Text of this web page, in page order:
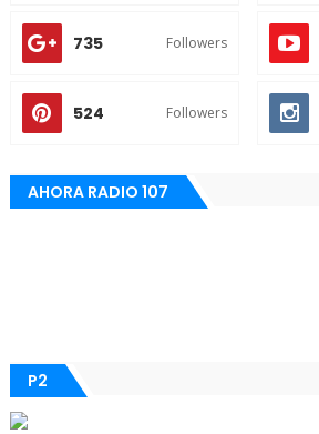
735 Followers
524 Followers
AHORA RADIO 107
P2